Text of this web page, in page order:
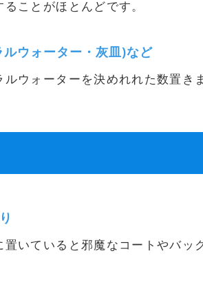
ことがほとんどです。
ウォーター・灰皿)など
ウォーターを決めれれた数置き
いていると邪魔なコートやバッ